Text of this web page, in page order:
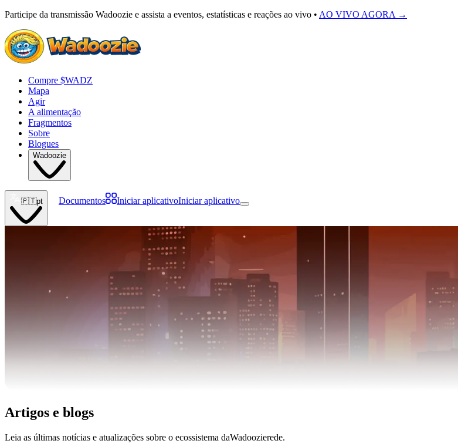
Participe da transmissão Wadoozie e assista a eventos, estatísticas e reações ao vivo • AO VIVO AGORA →
Compre $WADZ
Mapa
Agir
A alimentação
Fragmentos
Sobre
Blogues
Wadoozie
🇵🇹pt Documentos Iniciar aplicativoIniciar aplicativo
Artigos e blogs
Leia as últimas notícias e atualizações sobre o ecossistema daWadoozierede.